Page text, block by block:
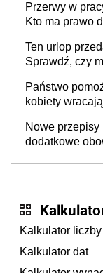
refundacji, ale
świadomości
Przerwy w
Kto ma prawo
Ten urlop
Sprawdź, czy
Państwo
kobiety
neuroatypowe.
Inkluzywności
Nowe przepisy
dodatkowe
Kalkulator
Kalkulator dat